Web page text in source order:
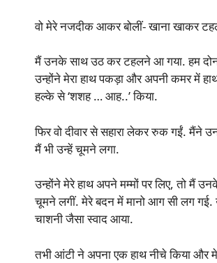
वो मेरे नजदीक आकर बोलीं- खाना खाकर
मैं उनके साथ उठ कर टहलने आ गया. हम
उन्होंने मेरा हाथ पकड़ा और अपनी कमर में
हल्के से ‘शशह … आह..’ किया.
फिर वो दीवार से सहारा लेकर रुक गईं. मैंने
मैं भी उन्हें चूमने लगा.
उन्होंने मेरे हाथ अपने मम्मों पर लिए, तो मैं
चूमने लगीं. मेरे बदन में मानो आग सी लग
चाशनी जैसा स्वाद आया.
तभी आंटी ने अपना एक हाथ नीचे किया और